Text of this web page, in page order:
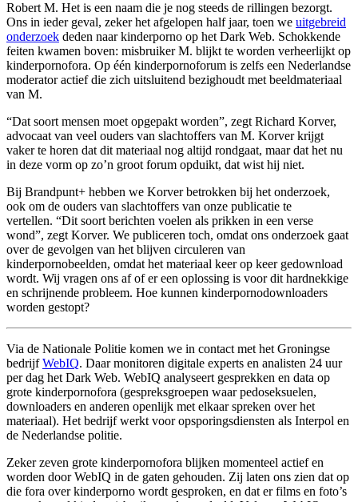
Robert M. Het is een naam die je nog steeds de rillingen bezorgt.
Ons in ieder geval, zeker het afgelopen half jaar, toen we uitgebreid
onderzoek deden naar kinderporno op het Dark Web. Schokkende
feiten kwamen boven: misbruiker M. blijkt te worden verheerlijkt op
kinderpornofora. Op één kinderpornoforum is zelfs een Nederlandse
moderator actief die zich uitsluitend bezighoudt met beeldmateriaal
van M.
“Dat soort mensen moet opgepakt worden”, zegt Richard Korver,
advocaat van veel ouders van slachtoffers van M. Korver krijgt
vaker te horen dat dit materiaal nog altijd rondgaat, maar dat het nu
in deze vorm op zo’n groot forum opduikt, dat wist hij niet.
Bij Brandpunt+ hebben we Korver betrokken bij het onderzoek,
ook om de ouders van slachtoffers van onze publicatie te
vertellen. “Dit soort berichten voelen als prikken in een verse
wond”, zegt Korver. We publiceren toch, omdat ons onderzoek gaat
over de gevolgen van het blijven circuleren van
kinderpornobeelden, omdat het materiaal keer op keer gedownload
wordt. Wij vragen ons af of er een oplossing is voor dit hardnekkige
en schrijnende probleem. Hoe kunnen kinderpornodownloaders
worden gestopt?
Via de Nationale Politie komen we in contact met het Groningse
bedrijfWebIQ. Daar monitoren digitale experts en analisten 24 uur
per dag het Dark Web. WebIQ analyseert gesprekken en data op
grote kinderpornofora (gespreksgroepen waar pedoseksuelen,
downloaders en anderen openlijk met elkaar spreken over het
materiaal). Het bedrijf werkt voor opsporingsdiensten als Interpol en
de Nederlandse politie.
Zeker zeven grote kinderpornofora blijken momenteel actief en
worden door WebIQ in de gaten gehouden. Zij laten ons zien dat op
die fora over kinderporno wordt gesproken, en dat er films en foto’s